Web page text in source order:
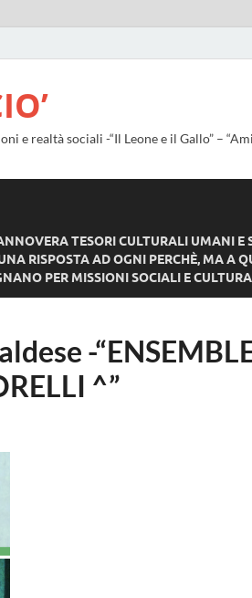
e realtà sociali -“Il Leone e il Gallo” –
TESORI CULTURALI UMANI
RISPOSTA AD OGNI PERCHÈ, MA A
PER MISSIONI SOCIALI E
-
^”